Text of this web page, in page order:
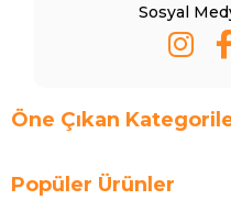
Sosyal
Öne Çıkan
Popüler Ürünler